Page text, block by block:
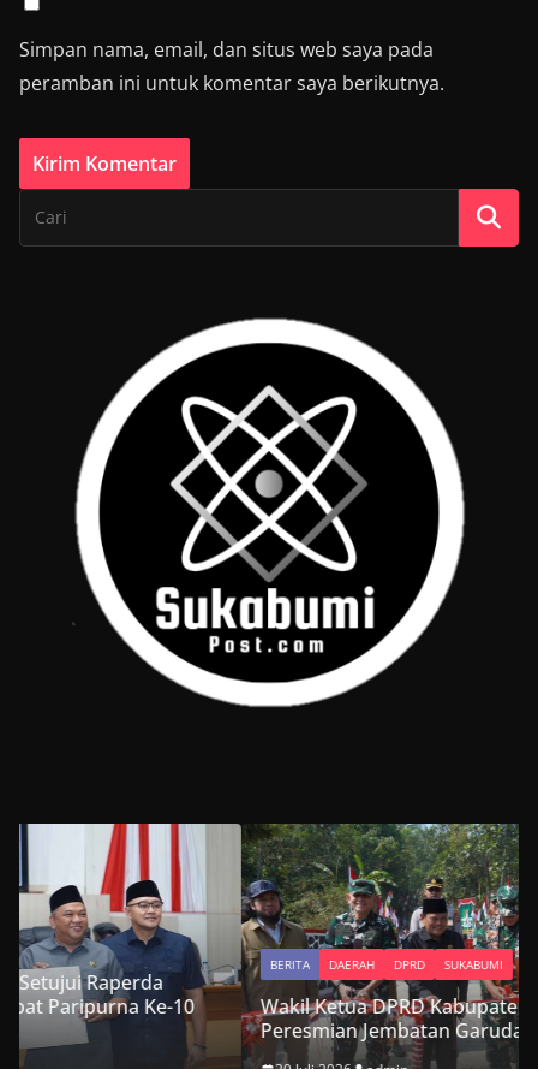
Simpan nama, email, dan situs web saya pada
peramban ini untuk komentar saya berikutnya.
BERITA DAERAH DPRD SUKABUMI
Wakil Ketua DPRD Kabupaten Sukabumi Hadiri
Peresmian Jembatan Garuda Suci di Cikembar